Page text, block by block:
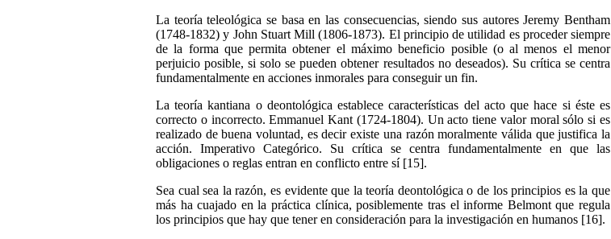
La teoría teleológica se basa en las consecuencias, siendo sus autores Jeremy Bentham
(1748-1832) y John StuartMill (1806-1873). El principio de utilidad es proceder siempre
de la forma que permita obtener el máximo beneficio posible (o al menos el menor
perjuicio posible, si solo se pueden obtener resultados no deseados). Su crítica se centra
fundamentalmente en acciones inmorales para conseguir un fin.
La teoríakantiana o deontológica establece características del acto que hace si éste es
correcto o incorrecto. Emmanuel Kant (1724-1804). Un acto tiene valor moral sólo si es
realizado de buena voluntad, es decir existe una razón moralmente válida que justifica la
acción. Imperativo Categórico. Su crítica se centra fundamentalmente en que las
obligaciones o reglas entran en conflicto entre sí [15].
Sea cual sea la razón, es evidente que la teoría deontológica o de los principios es la que
más ha cuajado en la práctica clínica, posiblemente tras el informe Belmont que regula
los principios que hay que tener en consideración para la investigación en humanos [16].